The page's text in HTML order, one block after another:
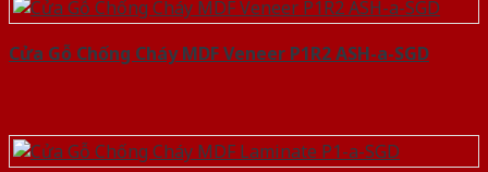
Cửa Gỗ Chống Cháy MDF Veneer P1R2 ASH-a-SGD